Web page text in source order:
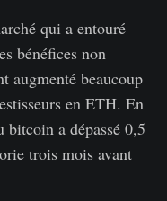
qui a entouré
bénéfices non
augmenté beaucoup
en ETH. En
bitcoin a dépassé 0,5
trois mois avant